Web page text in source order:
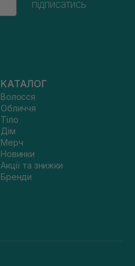
підписатись
КАТАЛОГ
Волосся
Обличчя
Тіло
Дім
Мерч
Новинки
Акції та знижки
Бренди